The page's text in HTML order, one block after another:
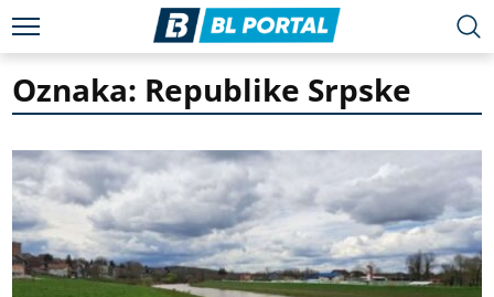
Oznaka: Republike Srpske